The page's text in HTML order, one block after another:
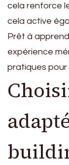
cela renforce
cela active
Prêt à
expérience
pratiques pour